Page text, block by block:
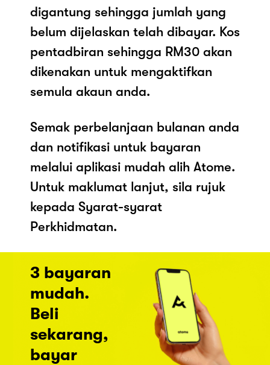
digantung sehingga jumlah yang
belum dijelaskan telah dibayar. Kos
pentadbiran sehingga RM30 akan
dikenakan untuk mengaktifkan
semula akaun anda.
Semak perbelanjaan bulanan anda
dan notifikasi untuk bayaran
melalui aplikasi mudah alih Atome.
Untuk maklumat lanjut, sila rujuk
kepada Syarat-syarat
Perkhidmatan.
3 bayaran
mudah.
Beli
sekarang,
bayar